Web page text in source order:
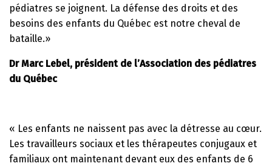
pédiatres se joignent. La défense des droits et des
besoins des enfants du Québec est notre cheval de
bataille.»
Dr Marc Lebel, président de l’Association des pédiatres
du Québec
« Les enfants ne naissent pas avec la détresse au cœur.
Les travailleurs sociaux et les thérapeutes conjugaux et
familiaux ont maintenant devant eux des enfants de 6